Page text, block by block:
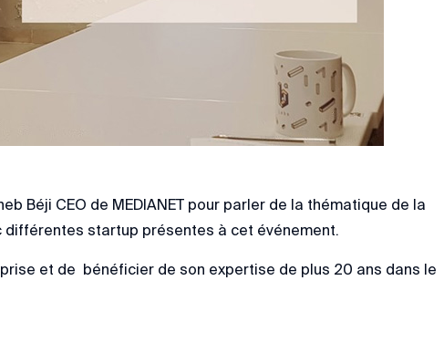
Béji CEO de MEDIANET pour parler de la thématique de la
startup présentes à cet événement.
et de bénéficier de son expertise de plus 20 ans dans le